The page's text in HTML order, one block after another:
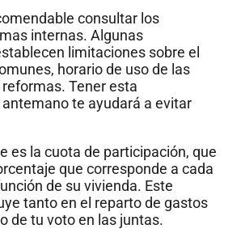
consultar los
internas. Algunas
limitaciones sobre el
horario de uso de las
Tener esta
te ayudará a evitar
es la cuota de participación, que
que corresponde a cada
de su vivienda. Este
tanto en el reparto de gastos
de tu voto en las juntas.